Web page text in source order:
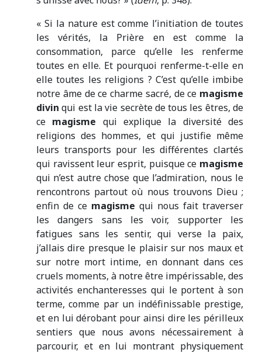
« Si la nature est comme l’initiation de toutes
les vérités, la Prière en est comme la
consommation, parce qu’elle les renferme
toutes en elle. Et pourquoi renferme-t-elle en
elle toutes les religions ? C’est qu’elle imbibe
notre âme de ce charme sacré, de ce magisme
divin qui est la vie secrète de tous les êtres, de
ce magisme qui explique la diversité des
religions des hommes, et qui justifie même
leurs transports pour les différentes clartés
qui ravissent leur esprit, puisque ce magisme
qui n’est autre chose que l’admiration, nous le
rencontrons partout où nous trouvons Dieu ;
enfin de ce magisme qui nous fait traverser
les dangers sans les voir, supporter les
fatigues sans les sentir, qui verse la paix,
j’allais dire presque le plaisir sur nos maux et
sur notre mort intime, en donnant dans ces
cruels moments, à notre être impérissable, des
activités enchanteresses qui le portent à son
terme, comme par un indéfinissable prestige,
et en lui dérobant pour ainsi dire les périlleux
sentiers que nous avons nécessairement à
parcourir, et en lui montrant physiquement